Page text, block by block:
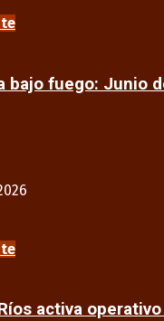
bajo fuego: Junio
activa